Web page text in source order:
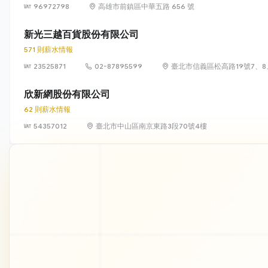
96972798 高雄市前鎮區中華五路 656 號
新光三越百貨股份有限公司
571 則薪水情報
23525871
02-87895599 臺北市信義區松高路19號7、
欣新網股份有限公司
62 則薪水情報
54357012
臺北市中山區南京東路3段70號4樓